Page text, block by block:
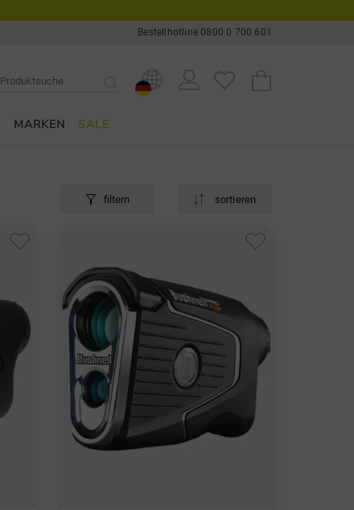
Bestellhotline 0800 0 700 601
MARKEN SALE
filtern sortieren